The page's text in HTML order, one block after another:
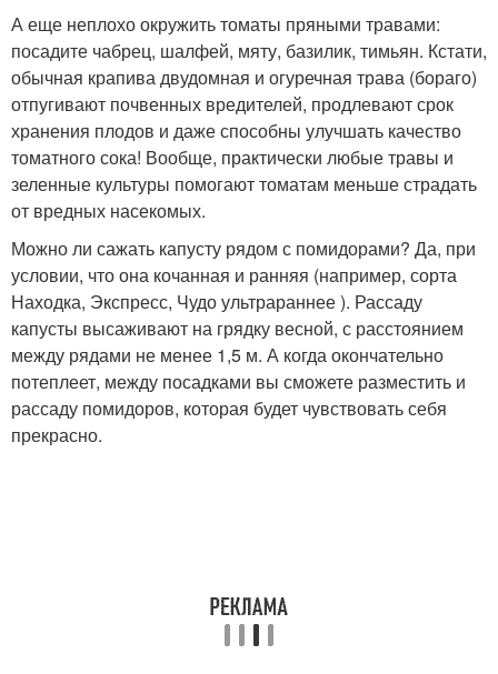
А еще неплохо окружить томаты пряными травами:
посадите чабрец, шалфей, мяту, базилик, тимьян. Кстати,
обычная крапива двудомная и огуречная трава (бораго)
отпугивают почвенных вредителей, продлевают срок
хранения плодов и даже способны улучшать качество
томатного сока! Вообще, практически любые травы и
зеленные культуры помогают томатам меньше страдать
от вредных насекомых.
Можно ли сажать капусту рядом с помидорами? Да, при
условии, что она кочанная и ранняя (например, сорта
Находка, Экспресс, Чудо ультрараннее ). Рассаду
капусты высаживают на грядку весной, с расстоянием
между рядами не менее 1,5 м. А когда окончательно
потеплеет, между посадками вы сможете разместить и
рассаду помидоров, которая будет чувствовать себя
прекрасно.